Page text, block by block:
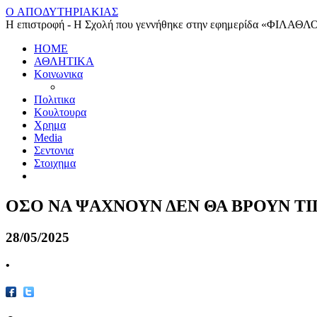
O ΑΠΟΔΥΤΗΡΙΑΚΙΑΣ
Η επιστροφή - Η Σχολή που γεννήθηκε στην εφημερίδα
HOME
ΑΘΛΗΤΙΚΑ
Κοινωνικα
Πολιτικα
Κουλτουρα
Χρημα
Media
Σεντονια
Στοιχημα
ΟΣΟ ΝΑ ΨΑΧΝΟΥΝ ΔΕΝ ΘΑ ΒΡΟΥΝ
28/05/2025
•